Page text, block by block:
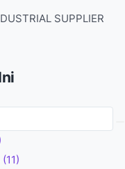
SUPPLIER
(11)